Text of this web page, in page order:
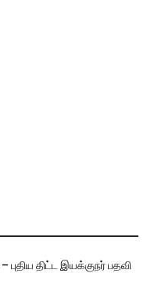
திட்ட இயக்குநர் பதவி